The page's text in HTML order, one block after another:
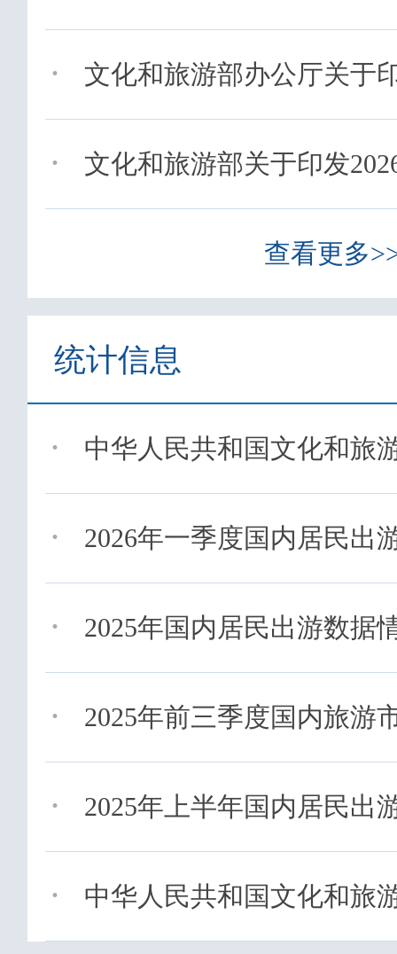
· 文化和旅游部办公厅关于
· 文化和旅游部关于印发
查看更多
统计信息
· 中华人民共和国文化和旅
· 2026年一季度国内居民出
· 2025年国内居民出游数据
· 2025年前三季度国内旅游
· 2025年上半年国内居民出
· 中华人民共和国文化和旅